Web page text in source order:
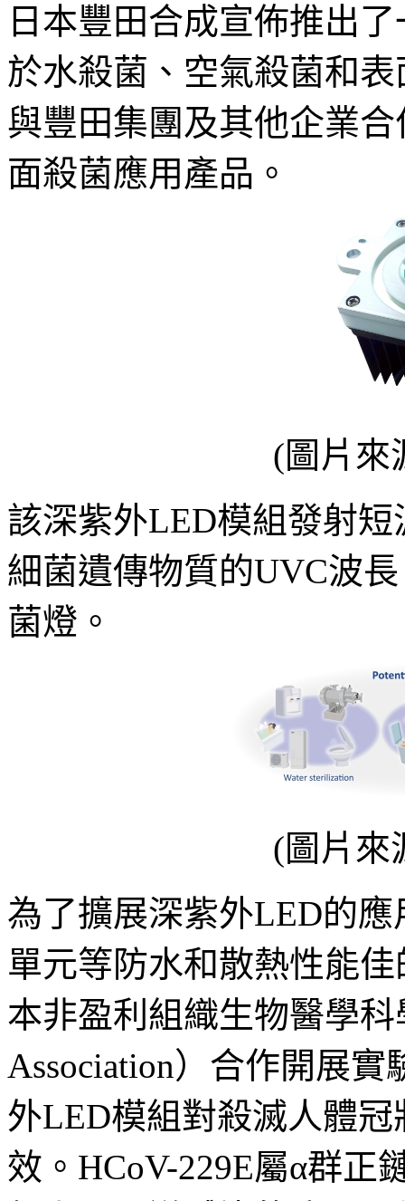
日本豐田合成宣佈推出
於水殺菌、空氣殺菌和
與豐田集團及其他企業
面殺菌應用產品。
(圖片來
該深紫外LED模組發射
細菌遺傳物質的UVC波
菌燈。
(圖片來
為了擴展深紫外LED的
單元等防水和散熱性能
本非盈利組織生物醫學科
Association）合作開展
外LED模組對殺滅人體冠
效。HCoV-229E屬α群正